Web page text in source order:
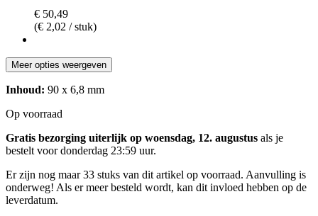
€ 50,49
(€ 2,02 / stuk)
Meer opties weergeven
Inhoud: 90 x 6,8 mm
Op voorraad
Gratis bezorging uiterlijk op woensdag, 12. augustus als je
bestelt voordonderdag 23:59 uur.
Er zijn nog maar 33 stuks van dit artikel op voorraad. Aanvulling is
onderweg! Als er meer besteld wordt, kan dit invloed hebben op de
leverdatum.